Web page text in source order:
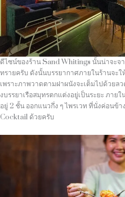
ดีไซน์ของร้าน Sand Whitings นั้นน่าจะจ
ทรายครับ ดังนั้นบรรยากาศภายในร้านจะใ
เพราะภาพวาดตามฝาผนังจะเต็มไปด้วยล
งบรรยาเรือสมุทรตกแต่งอยู่เป็นระยะ ภาย
อยู่ 2 ชั้น ออกแนวกึ่ง ๆ ไพรเวท ที่นั่งค่อนข้า
Cocktail ด้วยครับ